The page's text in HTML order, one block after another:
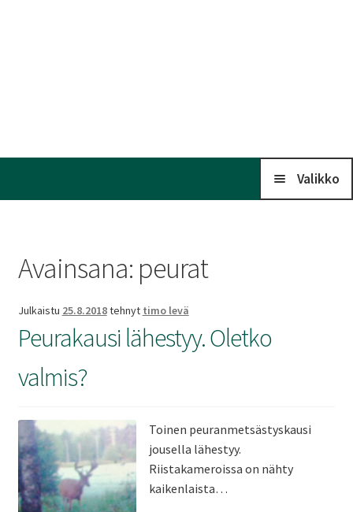
Valikko
Kalenteri
Liitto
Materiaali
Forum
Avainsana: peurat
Julkaistu 25.8.2018tehnyt timo levä
Peurakausi lähestyy. Oletko
valmis?
Toinen peuranmetsästyskausi
jousella lähestyy.
Riistakameroissa on nähty
kaikenlaista…